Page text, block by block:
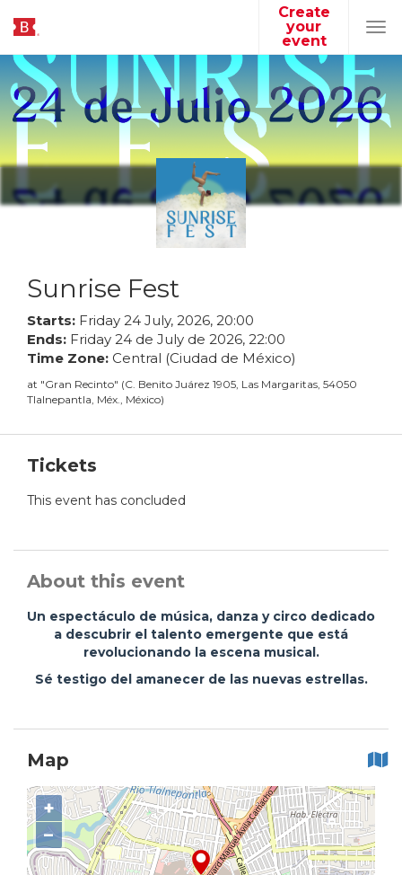
Create
your
event
Sunrise Fest
Starts: Friday 24 July, 2026, 20:00
Ends: Friday 24 de July de 2026, 22:00
Time Zone: Central (Ciudad de México)
at "Gran Recinto" (C. Benito Juárez 1905, Las Margaritas, 54050
Tlalnepantla, Méx., México)
Tickets
This event has concluded
About this event
Un espectáculo de música, danza y circo dedicado
a descubrir el talento emergente que está
revolucionando la escena musical.
Sé testigo del amanecer de las nuevas estrellas.
Map
+
−